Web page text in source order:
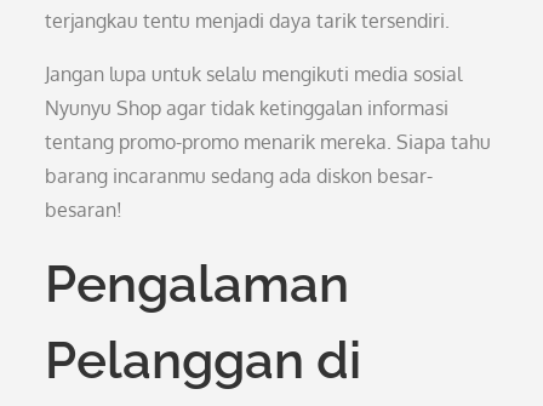
terjangkau tentu menjadi daya tarik tersendiri.
Jangan lupa untuk selalu mengikuti media sosial
Nyunyu Shop agar tidak ketinggalan informasi
tentang promo-promo menarik mereka. Siapa tahu
barang incaranmu sedang ada diskon besar-
besaran!
Pengalaman
Pelanggan di